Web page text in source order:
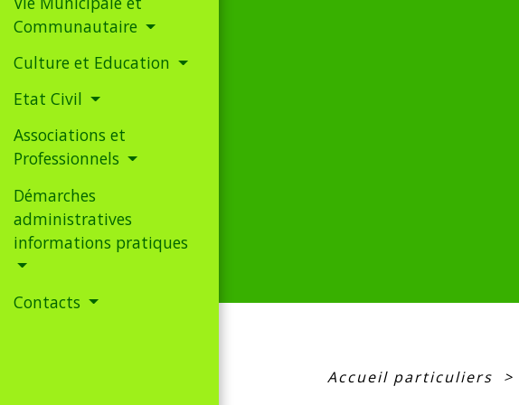
Communautaire
Culture et Education
Etat Civil
Associations et
Professionnels
Démarches
administratives
informations pratiques
Contacts
Accueil particuliers >